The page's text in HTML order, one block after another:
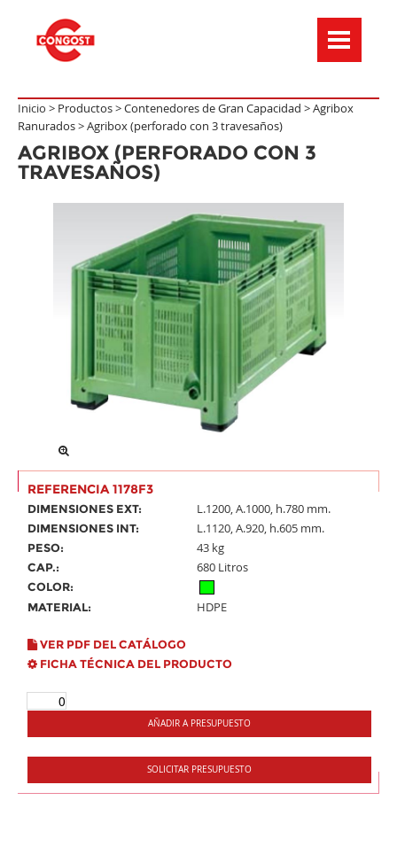
Inicio > Productos>Contenedores de Gran Capacidad >Agribox
Ranurados>Agribox (perforado con 3 travesaños)
AGRIBOX (PERFORADO CON 3
TRAVESAÑOS)
REFERENCIA 1178F3
DIMENSIONES EXT: L.1200, A.1000, h.780 mm.
DIMENSIONES INT: L.1120, A.920, h.605 mm.
PESO: 43 kg
CAP.: 680 Litros
COLOR:
MATERIAL:
HDPE
VER PDF DEL CATÁLOGO
FICHA TÉCNICA DEL PRODUCTO
AÑADIR A PRESUPUESTO
SOLICITAR PRESUPUESTO